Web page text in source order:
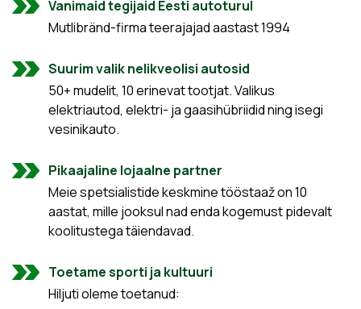
Vanimaid tegijaid Eesti autoturul
Mutlibränd-firma teerajajad aastast 1994
Suurim valik nelikveolisi autosid
50+ mudelit, 10 erinevat tootjat. Valikus
elektriautod, elektri- ja gaasihübriidid ning isegi
vesinikauto.
Pikaajaline lojaalne partner
Meie spetsialistide keskmine tööstaaž on 10
aastat, mille jooksul nad enda kogemust pidevalt
koolitustega täiendavad.
Toetame sporti ja kultuuri
Hiljuti oleme toetanud: